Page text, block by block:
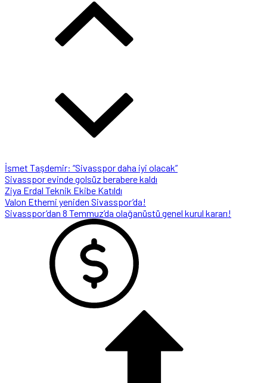
İsmet Taşdemir: “Sivasspor daha iyi olacak”
Sivasspor evinde golsüz berabere kaldı
Ziya Erdal Teknik Ekibe Katıldı
Valon Ethemi yeniden Sivasspor’da!
Sivasspor’dan 8 Temmuz’da olağanüstü genel kurul kararı!